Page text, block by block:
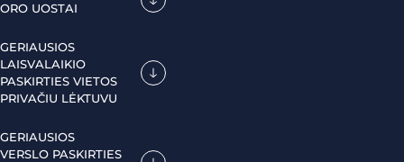
ORO UOSTAI
GERIAUSIOS
LAISVALAIKIO
PASKIRTIES VIETOS
PRIVAČIU LĖKTUVU
GERIAUSIOS
VERSLO PASKIRTIES